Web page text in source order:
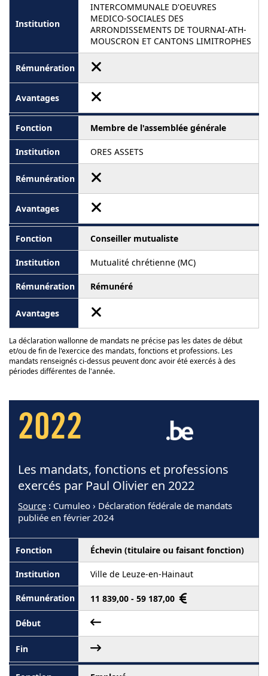
INTERCOMMUNALE D'OEUVRES
MEDICO-SOCIALES DES
ARRONDISSEMENTS DE TOURNAI-ATH-
MOUSCRON ET CANTONS LIMITROPHES
Membre de l'assemblée générale
ORES ASSETS
Conseiller mutualiste
Mutualité chrétienne (MC)
Rémunéré
La déclaration wallonne de mandats ne précise pas les dates de début
et/ou de fin de l'exercice des mandats, fonctions et professions. Les
mandats renseignés ci-dessus peuvent donc avoir été exercés à des
périodes différentes de l'année.
2022
Les mandats, fonctions et professions
exercés par Paul Olivier en 2022
Source : Cumuleo › Déclaration fédérale de mandats
publiée en février 2024
Échevin (titulaire ou faisant fonction)
Ville de Leuze-en-Hainaut
11 839,00 - 59 187,00